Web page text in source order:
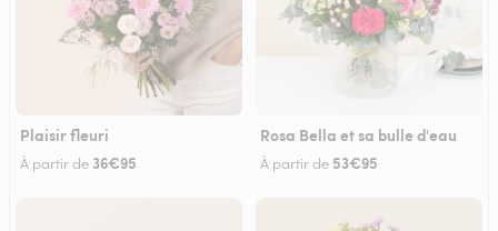
Plaisir fleuri
À partir de 36€95
Rosa Bella et sa bulle d'eau
À partir de 53€95